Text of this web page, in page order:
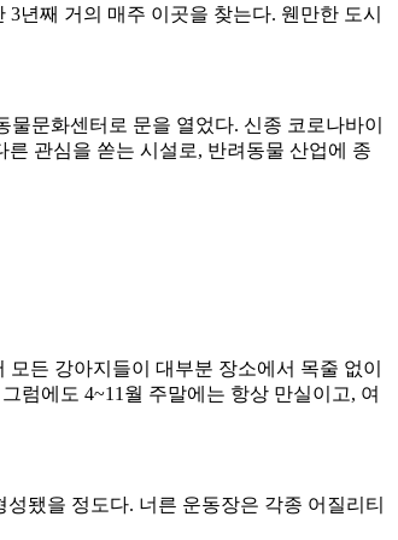
년째 거의 매주 이곳을 찾는다. 웬만한 도시
문화센터로 문을 열었다. 신종 코로나바이
관심을 쏟는 시설로, 반려동물 산업에 종
든 강아지들이 대부분 장소에서 목줄 없이
럼에도 4~11월 주말에는 항상 만실이고, 여
됐을 정도다. 너른 운동장은 각종 어질리티